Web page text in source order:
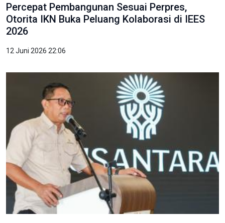
Percepat Pembangunan Sesuai Perpres,
Otorita IKN Buka Peluang Kolaborasi di IEES
2026
12 Juni 2026 22:06